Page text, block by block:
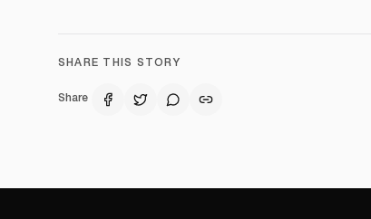
SHARE THIS STORY
Share